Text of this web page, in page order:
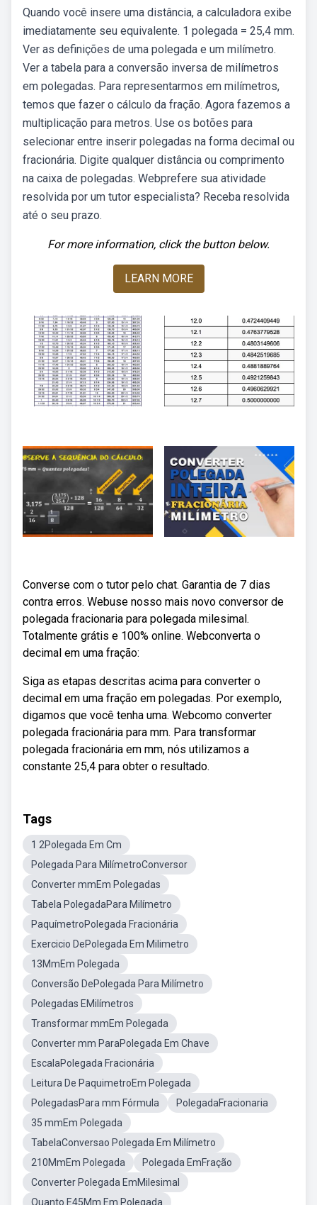
Quando você insere uma distância, a calculadora exibe
imediatamente seu equivalente. 1 polegada = 25,4 mm.
Ver as definições de uma polegada e um milímetro.
Ver a tabela para a conversão inversa de milímetros
em polegadas. Para representarmos em milímetros,
temos que fazer o cálculo da fração. Agora fazemos a
multiplicação para metros. Use os botões para
selecionar entre inserir polegadas na forma decimal ou
fracionária. Digite qualquer distância ou comprimento
na caixa de polegadas. Webprefere sua atividade
resolvida por um tutor especialista? Receba resolvida
até o seu prazo.
For more information, click the button below.
LEARN MORE
Converse com o tutor pelo chat. Garantia de 7 dias
contra erros. Webuse nosso mais novo conversor de
polegada fracionaria para polegada milesimal.
Totalmente grátis e 100% online. Webconverta o
decimal em uma fração:
Siga as etapas descritas acima para converter o
decimal em uma fração em polegadas. Por exemplo,
digamos que você tenha uma. Webcomo converter
polegada fracionária para mm. Para transformar
polegada fracionária em mm, nós utilizamos a
constante 25,4 para obter o resultado.
Tags
1 2Polegada Em Cm
Polegada Para MilímetroConversor
Converter mmEm Polegadas
Tabela PolegadaPara Milímetro
PaquímetroPolegada Fracionária
Exercicio DePolegada Em Milimetro
13MmEm Polegada
Conversão DePolegada Para Milímetro
Polegadas EMilímetros
Transformar mmEm Polegada
Converter mm ParaPolegada Em Chave
EscalaPolegada Fracionária
Leitura De PaquimetroEm Polegada
PolegadasPara mm Fórmula
PolegadaFracionaria
35 mmEm Polegada
TabelaConversao Polegada Em Milímetro
210MmEm Polegada
Polegada EmFração
Converter Polegada EmMilesimal
Quanto E45Mm Em Polegada